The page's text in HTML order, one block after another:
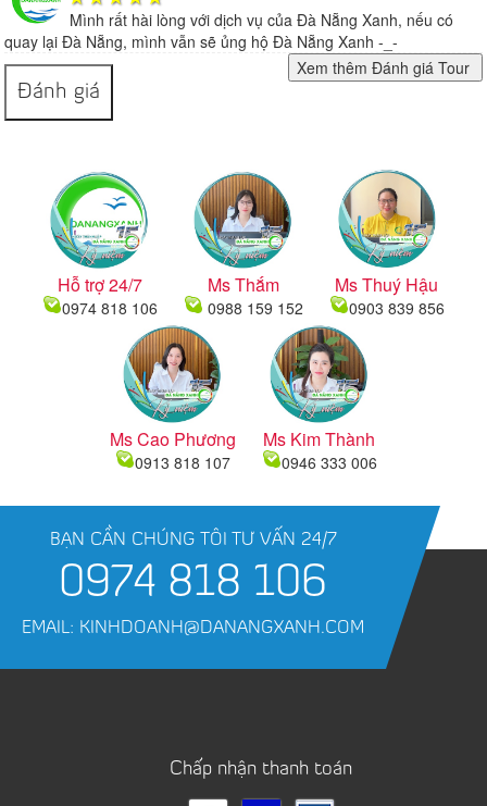
Mình rất hài lòng với dịch vụ của Đà Nẵng Xanh, nếu có
quay lại Đà Nẵng, mình vẫn sẽ ủng hộ Đà Nẵng Xanh -_-
Đánh giá
Hỗ trợ 24/7
0974 818 106
Ms Thắm
0988 159 152
Ms Thuý Hậu
0903 839 856
Ms Cao Phương
0913 818 107
Ms Kim Thành
0946 333 006
BẠN CẦN CHÚNG TÔI TƯ VẤN 24/7
0974 818 106
EMAIL: KINHDOANH@DANANGXANH.COM
Chấp nhận thanh toán